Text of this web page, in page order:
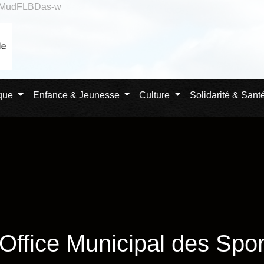
w
Enfance & Jeunesse Culture Solidarité &
Municipal des